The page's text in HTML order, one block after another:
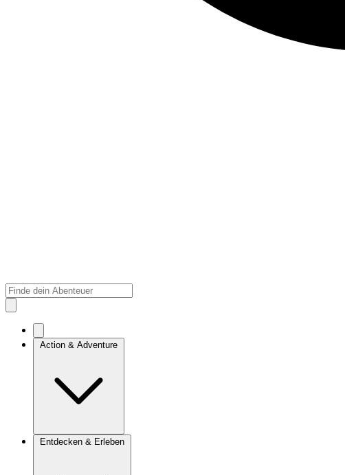
Action & Adventure
Entdecken & Erleben